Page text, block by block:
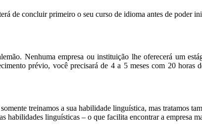
de concluir primeiro o seu curso de idioma antes de poder
Nenhuma empresa ou instituição lhe oferecerá um
prévio, você precisará de 4 a 5 meses com 20 horas
treinamos a sua habilidade linguística, mas tratamos
habilidades linguísticas – o que facilita encontrar a empresa